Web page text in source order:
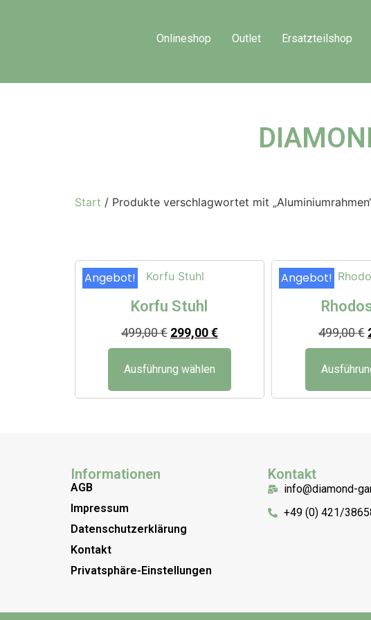
Onlineshop Outlet Ersatzteilshop
Start / Produkte verschlagwortet mit
Angebot!
Korfu Stuhl
499,00€ 299,00€
Ausführung wählen
Angebot!
499,00€
Informationen
AGB
Impressum
Datenschutzerklärung
Kontakt
Privatsphäre-Einstellungen
Kontakt
info@diamond-
+49 (0) 421/